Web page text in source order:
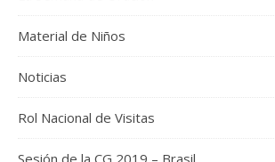
Material de Niños
Noticias
Rol Nacional de Visitas
Sesión de la CG 2019 – Brasil